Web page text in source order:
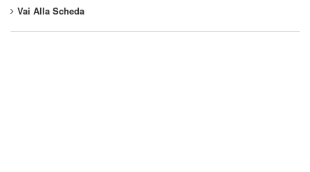
Vai Alla Scheda